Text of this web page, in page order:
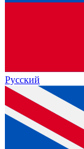
Русский